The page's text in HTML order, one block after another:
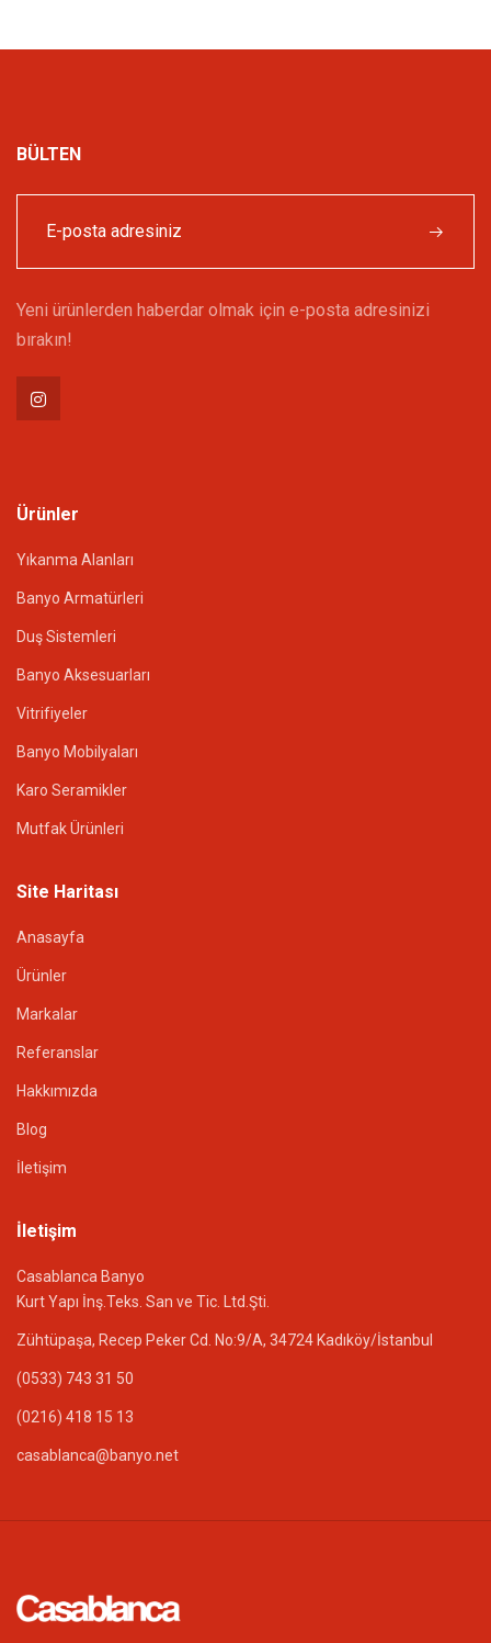
BÜLTEN
Yeni ürünlerden haberdar olmak için e-posta adresinizi
bırakın!
Ürünler
Yıkanma Alanları
Banyo Armatürleri
Duş Sistemleri
Banyo Aksesuarları
Vitrifiyeler
Banyo Mobilyaları
Karo Seramikler
Mutfak Ürünleri
Site Haritası
Anasayfa
Ürünler
Markalar
Referanslar
Hakkımızda
Blog
İletişim
İletişim
Casablanca Banyo
Kurt Yapı İnş.Teks. San ve Tic. Ltd.Şti.
Zühtüpaşa, Recep Peker Cd. No:9/A, 34724 Kadıköy/İstanbul
(0533) 743 31 50
(0216) 418 15 13
casablanca@banyo.net